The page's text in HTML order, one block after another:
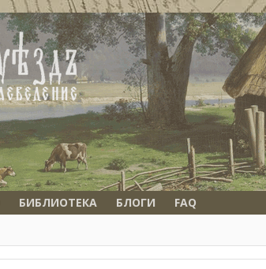
БИБЛИОТЕКА БЛОГИ FAQ